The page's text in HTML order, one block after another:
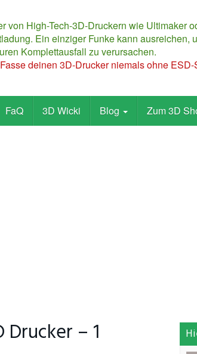
von High-Tech-3D-Druckern wie Ultimaker
Ein einziger Funke kann ausreichen,
Komplettausfall zu verursachen.
deinen 3D-Drucker niemals ohne
FaQ 3D Wicki Blog Zum 3D
Drucker – 1